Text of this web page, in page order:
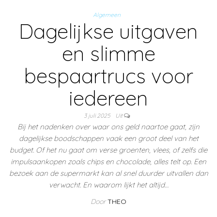
Algemeen
Dagelijkse uitgaven
en slimme
bespaartrucs voor
iedereen
3 juli 2025 Uit
Bij het nadenken over waar ons geld naartoe gaat, zijn
dagelijkse boodschappen vaak een groot deel van het
budget. Of het nu gaat om verse groenten, vlees, of zelfs die
impulsaankopen zoals chips en chocolade, alles telt op. Een
bezoek aan de supermarkt kan al snel duurder uitvallen dan
verwacht. En waarom lijkt het altijd…
Door THEO